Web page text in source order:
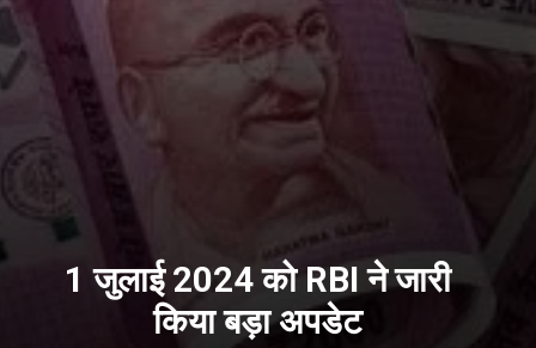
1 जुलाई 2024 को RBI ने जारी
किया बड़ा अपडेट